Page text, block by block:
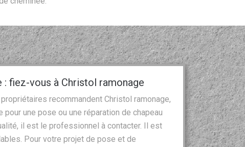
: fiez-vous à Christol ramonage
recommandent Christol ramonage,
une pose ou une réparation de chapeau
il est le professionnel à contacter. Il est
Pour votre projet de pose et de